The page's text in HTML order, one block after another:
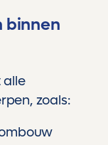
binnen
alle
zoals: